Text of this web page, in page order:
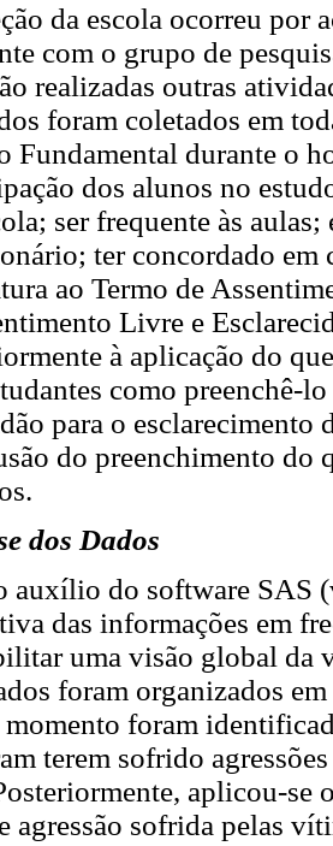
da escola ocorreu
com o grupo de
realizadas outras
foram coletados em
Fundamental durante o
dos alunos no
ser frequente às
ter concordado em
ao Termo de
Livre e
à aplicação do
como preenchê-
para o esclarecimento
do preenchimento do
dos Dados
auxílio do software SAS
das informações em
uma visão global da
foram organizados
momento foram
terem sofrido
aplicou-se
agressão sofrida pelas